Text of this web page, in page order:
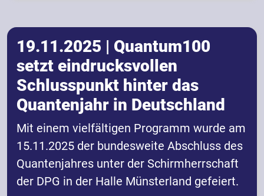
19.11.2025 | Quantum100
setzt eindrucksvollen
Schlusspunkt hinter das
Quantenjahr in Deutschland
Mit einem vielfältigen Programm wurde am
15.11.2025 der bundesweite Abschluss des
Quantenjahres unter der Schirmherrschaft
der DPG in der Halle Münsterland gefeiert.